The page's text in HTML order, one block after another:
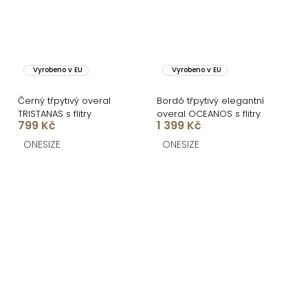
Vyrobeno v EU
Černý třpytivý overal
TRISTANAS s flitry
799 Kč
ONESIZE
Vyrobeno v EU
Bordó třpytivý elegantní
overal OCEANOS s flitry
1 399 Kč
ONESIZE